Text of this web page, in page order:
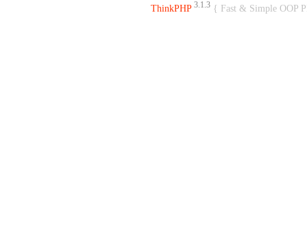
ThinkPHP 3.1.3{ Fast & Simple OOP